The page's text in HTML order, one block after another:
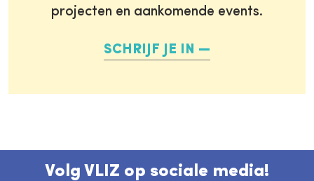
projecten en aankomende events.
SCHRIJF JE IN
Volg VLIZ op sociale media!